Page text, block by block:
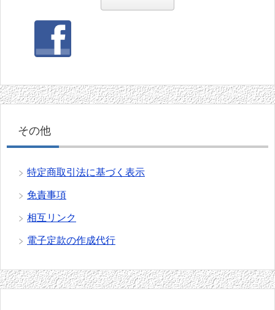
その他
特定商取引法に基づく表示
免責事項
相互リンク
電子定款の作成代行